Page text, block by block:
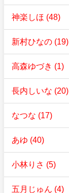
神楽しほ (48)
新村ひなの (19)
高森ゆづき (1)
長内しいな (20)
なつな (17)
あゆ (40)
小林りさ (5)
五月じゅん (4)